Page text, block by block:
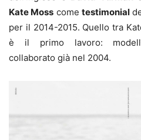
Kate Moss come testimonial
per il 2014-2015. Quello tra
è il primo lavoro:
collaborato già nel 2004.